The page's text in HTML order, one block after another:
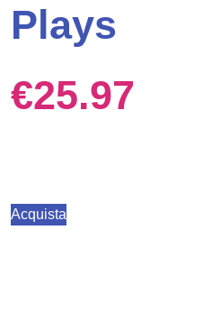
Plays
€25.97
Acquista